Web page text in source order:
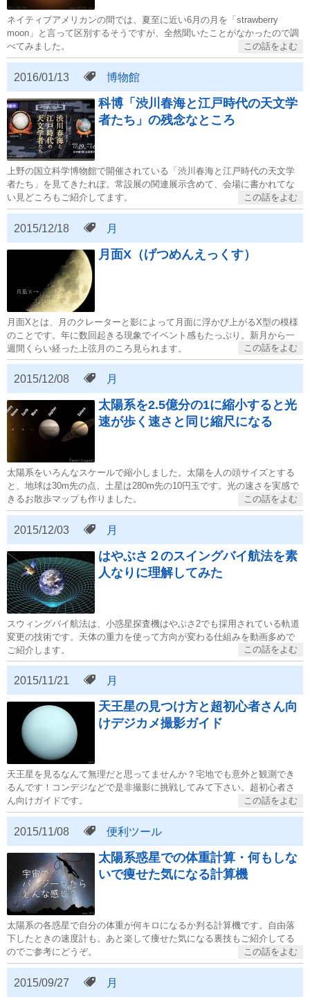
ネイティブアメリカンの間では、夏至に近い6月の月を「strawberry
moon」と言って区別するそうですが、全然聞いたことがなかったので調
べてみました。
2016/01/13 博物館
科博「渋川春海と江戸時代の天文学
者たち」の残念なところ
上野の国立科学博物館で開催されている「渋川春海と江戸時代の天文学
者たち」を見てきたれぽ。常設展の関連展示含めて、会場に書かれてな
い見どころもご紹介してます。
2015/12/18 月
月面X（げつめんえっくす）
月面Xとは、月のクレーターと影によって月面に浮かび上がるX型の模様
のことです。年に数回起きる現象でイベント感もたっぷり。新月から一
週間くらい経った上弦月のころ見られます。
2015/12/08 月
太陽系を2.5億分の1に縮小すると光
速が歩く速さと同じ縮尺になる
太陽系をいろんなスケールで縮小しました。太陽を人の頭サイズとする
と、地球は30m先の点、土星は280m先の10円玉です。光の速さを実感で
きるお散歩マップも作りました。
2015/12/03 月
はやぶさ２のスイングバイ航法を素
人なりに理解してみた
スウィングバイ航法は、小惑星探査機はやぶさ2でも採用されている軌道
変更の技術です。天体の重力を使って方向が変わる仕組みを動画多めで
ご紹介します。
2015/11/21 月
天王星の見つけ方と超初心者さん向
けデジカメ撮影ガイド
天王星を見るなんて無理だと思ってませんか？宅地でも意外と観測でき
るんです！コンデジなどで是非撮影に挑戦してみて下さい。超初心者さ
ん向けガイドです。
2015/11/08 便利ツール
太陽系惑星での体重計算・何もしな
いで痩せた気になる計算機
太陽系の各惑星で自分の体重が何キロになるか判る計算機です。自由落
下したときの速度計も。あと楽して痩せた気になる裏技もご紹介してる
のでご参考にどうぞ。
2015/09/27 月